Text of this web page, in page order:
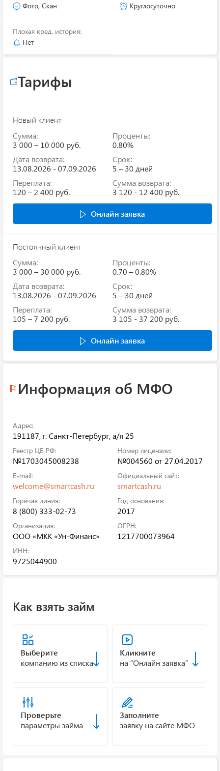
Фото, Скан
Круглосуточно
Плохая кред. история:
Нет
Тарифы
Новый клиент
Сумма:
3 000 – 10 000 руб.
Проценты:
0.80%
Дата возврата:
13.08.2026 - 07.09.2026
Срок:
5 – 30 дней
Переплата:
120 – 2 400 руб.
Сумма возврата:
3 120 - 12 400 руб.
Онлайн заявка
Постоянный клиент
Сумма:
3 000 – 30 000 руб.
Проценты:
0.70 – 0.80%
Дата возврата:
13.08.2026 - 07.09.2026
Срок:
5 – 30 дней
Переплата:
105 – 7 200 руб.
Сумма возврата:
3 105 - 37 200 руб.
Онлайн заявка
Информация об МФО
Адрес:
191187, г. Санкт-Петербург, а/я 25
Реестр ЦБ РФ:
№1703045008238
Номер лицензии:
№004560 от 27.04.2017
E-mail:
welcome@smartcash.ru
Официальный сайт:
smartcash.ru
Горячая линия:
8 (800) 333-02-73
Год основания:
2017
Организация:
ООО «МКК «Ун-Финанс»
ОГРН:
1217700073964
ИНН:
9725044900
Как взять займ
Выберите
компанию из списка
Кликните
на “Онлайн заявка”
Проверьте
параметры займа
Заполните
заявку на сайте МФО